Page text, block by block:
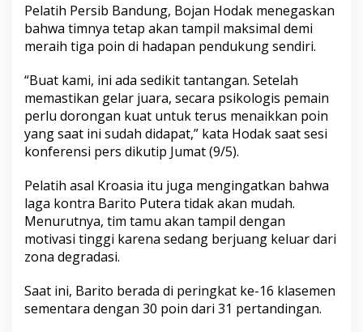
h
J
u
a
L
i
g
1
Pelatih Persib Bandung, Bojan Hodak menegaskan
bahwa timnya tetap akan tampil maksimal demi
meraih tiga poin di hadapan pendukung sendiri.
“Buat kami, ini ada sedikit tantangan. Setelah
memastikan gelar juara, secara psikologis pemain
perlu dorongan kuat untuk terus menaikkan poin
yang saat ini sudah didapat,” kata Hodak saat sesi
konferensi pers dikutip Jumat (9/5).
Pelatih asal Kroasia itu juga mengingatkan bahwa
laga kontra Barito Putera tidak akan mudah.
Menurutnya, tim tamu akan tampil dengan
motivasi tinggi karena sedang berjuang keluar dari
zona degradasi.
Saat ini, Barito berada di peringkat ke-16 klasemen
sementara dengan 30 poin dari 31 pertandingan.